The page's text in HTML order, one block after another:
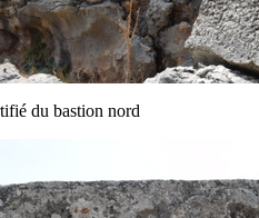
du bastion nord